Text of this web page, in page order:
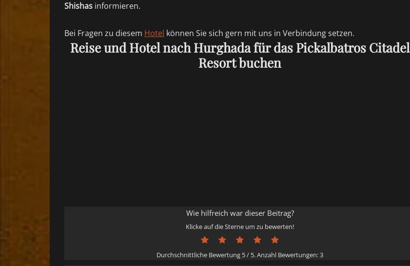
Shishas informieren.
Bei Fragen zu diesem Hotel können Sie sich gern mit uns in Verbindung setzen.
Reise und Hotel nach Hurghada für das Pickalbatros Citadel
Resort buchen
Wie hilfreich war dieser Beitrag?
Klicke auf die Sterne um zu bewerten!
Durchschnittliche Bewertung 5/ 5. Anzahl Bewertungen:3